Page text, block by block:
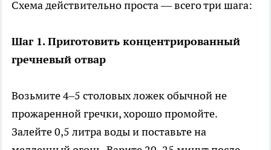
Схема действительно проста — всего три шага:
Шаг 1. Приготовить концентрированный
гречневый отвар
Возьмите 4–5 столовых ложек обычной не
прожаренной гречки, хорошо промойте.
Залейте 0,5 литра воды и поставьте на